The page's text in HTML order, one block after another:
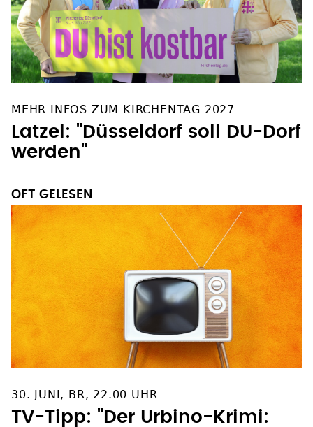
MEHR INFOS ZUM KIRCHENTAG 2027
Latzel: "Düsseldorf soll DU-Dorf
werden"
OFT GELESEN
30. JUNI, BR, 22.00 UHR
TV-Tipp: "Der Urbino-Krimi: